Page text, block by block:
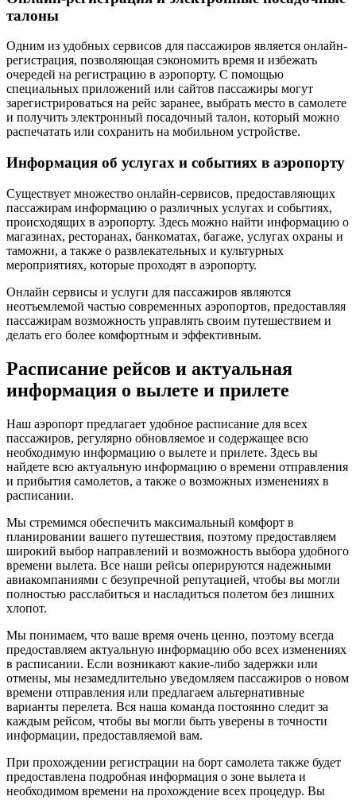
талоны
Одним из удобных сервисов для пассажиров является онлайн-
регистрация, позволяющая сэкономить время и избежать
очередей на регистрацию в аэропорту. С помощью
специальных приложений или сайтов пассажиры могут
зарегистрироваться на рейс заранее, выбрать место в самолете
и получить электронный посадочный талон, который можно
распечатать или сохранить на мобильном устройстве.
Информация об услугах и событиях в аэропорту
Существует множество онлайн-сервисов, предоставляющих
пассажирам информацию о различных услугах и событиях,
происходящих в аэропорту. Здесь можно найти информацию о
магазинах, ресторанах, банкоматах, багаже, услугах охраны и
таможни, а также о развлекательных и культурных
мероприятиях, которые проходят в аэропорту.
Онлайн сервисы и услуги для пассажиров являются
неотъемлемой частью современных аэропортов, предоставляя
пассажирам возможность управлять своим путешествием и
делать его более комфортным и эффективным.
Расписание рейсов и актуальная
информация о вылете и прилете
Наш аэропорт предлагает удобное расписание для всех
пассажиров, регулярно обновляемое и содержащее всю
необходимую информацию о вылете и прилете. Здесь вы
найдете всю актуальную информацию о времени отправления
и прибытия самолетов, а также о возможных изменениях в
расписании.
Мы стремимся обеспечить максимальный комфорт в
планировании вашего путешествия, поэтому предоставляем
широкий выбор направлений и возможность выбора удобного
времени вылета. Все наши рейсы оперируются надежными
авиакомпаниями с безупречной репутацией, чтобы вы могли
полностью расслабиться и насладиться полетом без лишних
хлопот.
Мы понимаем, что ваше время очень ценно, поэтому всегда
предоставляем актуальную информацию обо всех изменениях
в расписании. Если возникают какие-либо задержки или
отмены, мы незамедлительно уведомляем пассажиров о новом
времени отправления или предлагаем альтернативные
варианты перелета. Вся наша команда постоянно следит за
каждым рейсом, чтобы вы могли быть уверены в точности
информации, предоставляемой вам.
При прохождении регистрации на борт самолета также будет
предоставлена подробная информация о зоне вылета и
необходимом времени на прохождение всех процедур. Вы